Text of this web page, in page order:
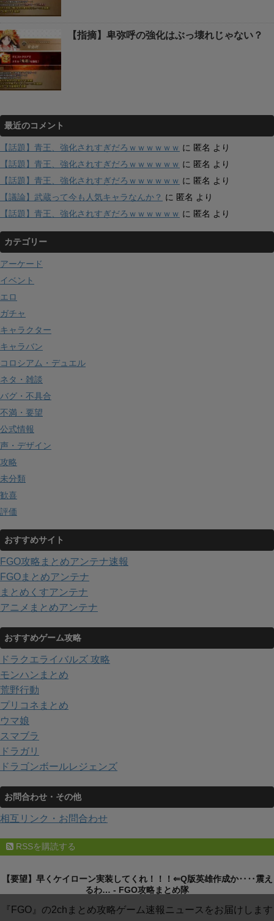
【指摘】卑弥呼の強化はぶっ壊れじゃない？
最近のコメント
【話題】青王、強化されすぎだろｗｗｗｗｗｗ に 匿名 より
【話題】青王、強化されすぎだろｗｗｗｗｗｗ に 匿名 より
【話題】青王、強化されすぎだろｗｗｗｗｗｗ に 匿名 より
【議論】武蔵って今も人気キャラなんか？ に 匿名 より
【話題】青王、強化されすぎだろｗｗｗｗｗｗ に 匿名 より
カテゴリー
アーケード
イベント
エロ
ガチャ
キャラクター
キャラバン
コロシアム・デュエル
ネタ・雑談
バグ・不具合
不満・要望
公式情報
声・デザイン
攻略
未分類
歓喜
評価
おすすめサイト
FGO攻略まとめアンテナ速報
FGOまとめアンテナ
まとめくすアンテナ
アニメまとめアンテナ
おすすめゲーム攻略
ドラクエライバルズ 攻略
モンハンまとめ
荒野行動
プリコネまとめ
ウマ娘
スマブラ
ドラガリ
ドラゴンボールレジェンズ
お問合わせ・その他
相互リンク・お問合わせ
RSSを購読する
【要望】早くケイローン実装してくれ！！！⇐Q版英雄作成か‥‥震え
るわ… - FGO攻略まとめ隊
『FGO』の2chまとめ攻略ゲーム速報ニュースをお届けします